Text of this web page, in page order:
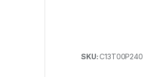
SKU:C13T00P240